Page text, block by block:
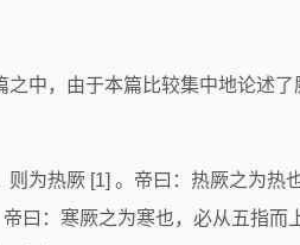
中，由于本篇比较集中地论述了
为热厥 [1] 。帝曰：热厥之为热
曰：寒厥之为寒也，必从五指